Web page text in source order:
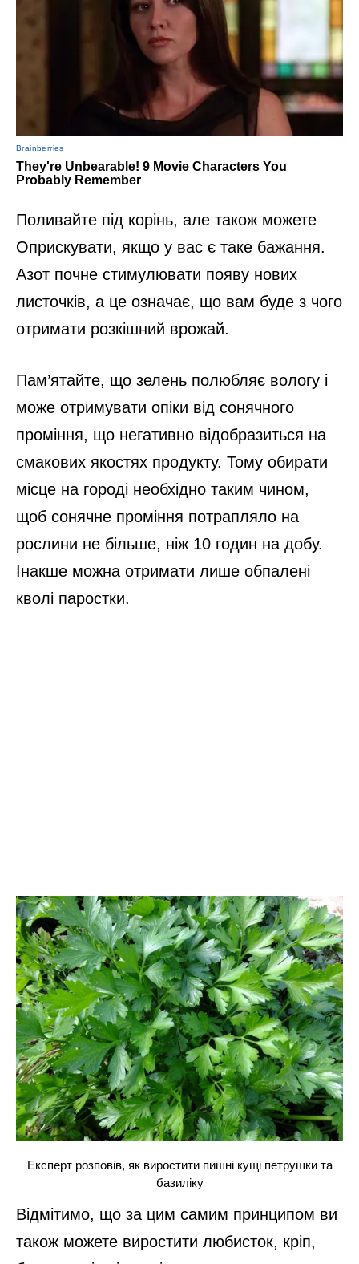
Поливайте під корінь, але також можете
Оприскувати, якщо у вас є таке бажання.
Азот почне стимулювати появу нових
листочків, а це означає, що вам буде з чого
отримати розкішний врожай.
Пам’ятайте, що зелень полюбляє вологу і
може отримувати опіки від сонячного
проміння, що негативно відобразиться на
смакових якостях продукту. Тому обирати
місце на городі необхідно таким чином,
щоб сонячне проміння потрапляло на
рослини не більше, ніж 10 годин на добу.
Інакше можна отримати лише обпалені
кволі паростки.
Експерт розповів, як виростити пишні кущі петрушки та
базиліку
Відмітимо, що за цим самим принципом ви
також можете виростити любисток, кріп,